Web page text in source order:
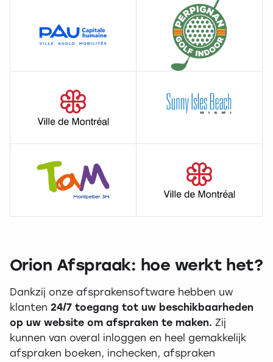
Orion Afspraak: hoe werkt het?
Dankzij onze afsprakensoftware hebben uw
klanten 24/7 toegang tot uw beschikbaarheden
op uw website om afspraken te maken. Zij
kunnen van overal inloggen en heel gemakkelijk
afspraken boeken, inchecken, afspraken